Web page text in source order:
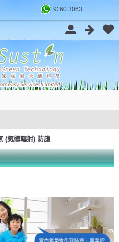
9360 3063
(氣體輻射) 防護